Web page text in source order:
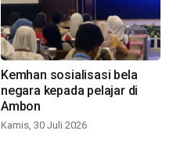
Kemhan sosialisasi bela
negara kepada pelajar di
Ambon
Kamis, 30 Juli 2026